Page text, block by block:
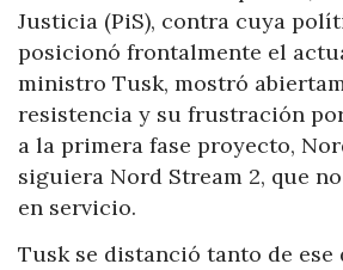
Justicia (PiS), contra cuya
posicionó frontalmente el
ministro Tusk, mostró
resistencia y su frustración
a la primera fase proyecto,
siguiera Nord Stream 2, que
en servicio.
Tusk se distanció tanto de ese